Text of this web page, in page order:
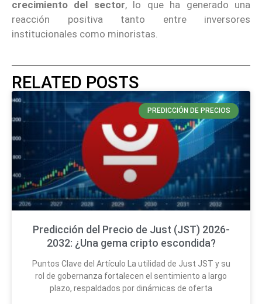
crecimiento del sector, lo que ha generado una
reacción positiva tanto entre inversores
institucionales como minoristas.
RELATED POSTS
PREDICCIÓN DE PRECIOS
Predicción del Precio de Just (JST) 2026-
2032: ¿Una gema cripto escondida?
Puntos Clave del Artículo La utilidad de Just JST y su
rol de gobernanza fortalecen el sentimiento a largo
plazo, respaldados por dinámicas de oferta